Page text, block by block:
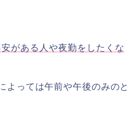
がある人や夜勤をしたくな
よっては午前や午後のみのと